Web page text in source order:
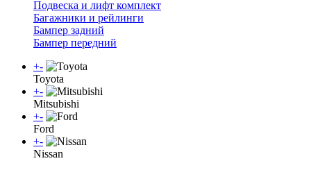
Подвеска и лифт комплект
Багажники и рейлинги
Бампер задний
Бампер передний
+-
Toyota
+-
Mitsubishi
+-
Ford
+-
Nissan